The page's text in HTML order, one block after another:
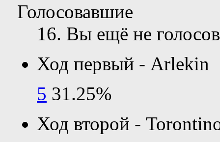
Голосовавшие
16. Вы ещё не
Ход первый - Arlekin
5 31.25%
Ход второй -